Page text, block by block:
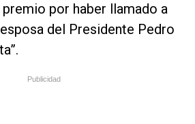
por haber llamado a
del Presidente Pedro
Publicidad